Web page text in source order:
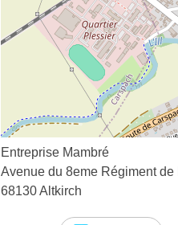
Entreprise Mambré
Avenue du 8eme Régiment
68130 Altkirch